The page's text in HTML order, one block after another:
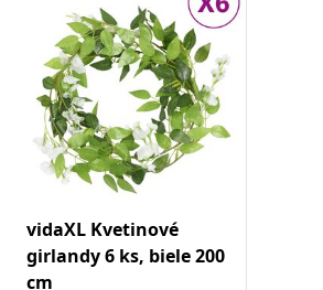
vidaXL Kvetinové
girlandy 6 ks, biele 200
cm